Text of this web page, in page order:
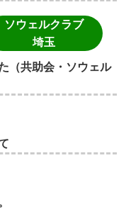
ソウェルクラブ
埼玉
（共助会・ソウェル